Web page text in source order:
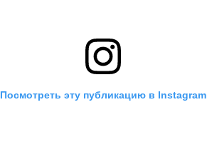
Посмотреть эту публикацию в Instagram